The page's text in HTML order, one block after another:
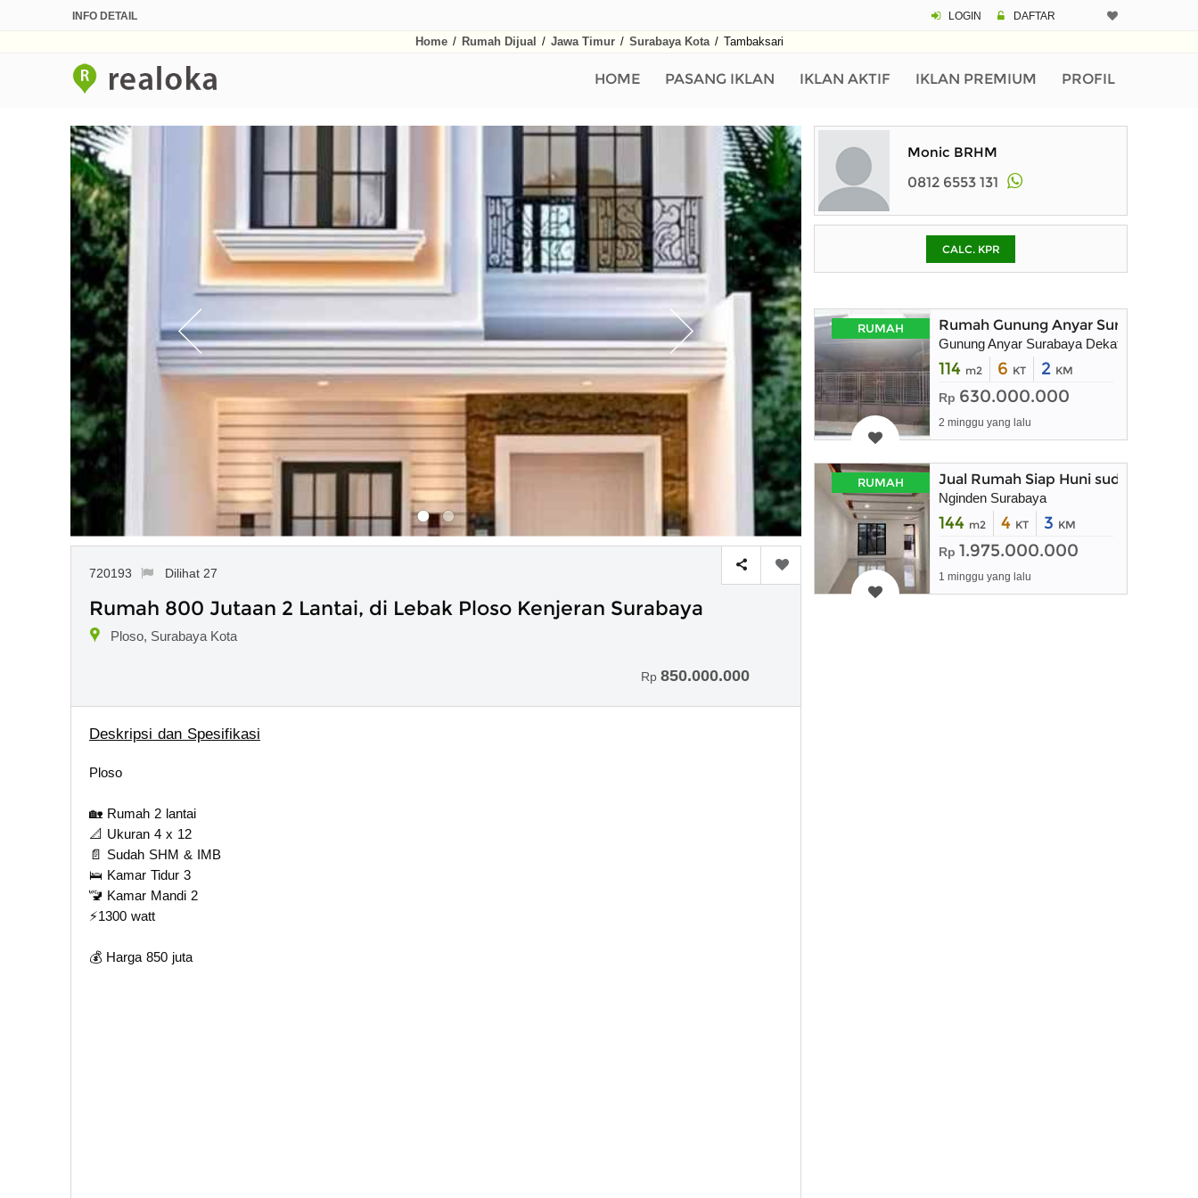
INFO DETAIL LOGIN DAFTAR
Home / Rumah Dijual / Jawa Timur / Surabaya Kota / Tambaksari
HOME PASANG IKLAN IKLAN AKTIF IKLAN PREMIUM PROFIL
720193 Dilihat 27
Rumah 800 Jutaan 2 Lantai, di Lebak Ploso Kenjeran Surabaya
Ploso, Surabaya Kota
Rp 850.000.000
Deskripsi dan Spesifikasi
Ploso
🏡 Rumah 2 lantai
📐 Ukuran 4 x 12
📄 Sudah SHM & IMB
🛌 Kamar Tidur 3
🚾 Kamar Mandi 2
⚡️1300 watt
💰 Harga 850 juta
Pinjaman (PIN)
pada kotak-
Monic BRHM
0812 6553 131
CALC. KPR
RUMAH Rumah Gunung Anyar Surabaya
Gunung Anyar Surabaya Dekat Rungkut
114 m2 6 KT 2 KM
Rp 630.000.000
2 minggu yang lalu
RUMAH Jual Rumah Siap Huni sudah
Nginden Surabaya
144 m2 4 KT 3 KM
Rp 1.975.000.000
1 minggu yang lalu